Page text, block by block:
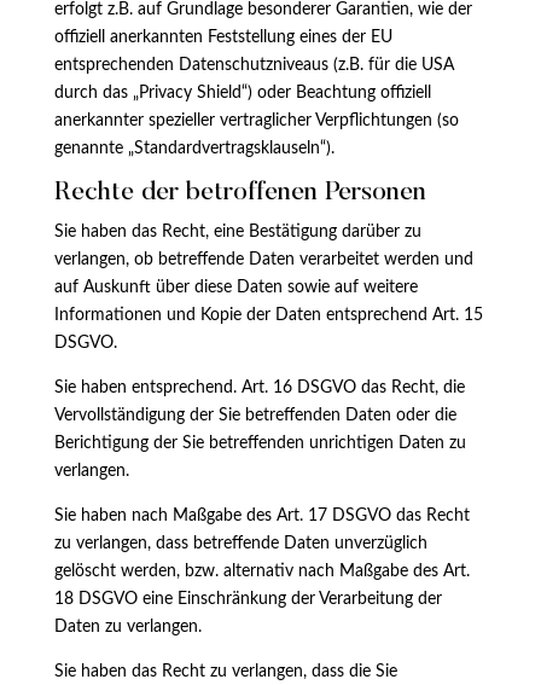
erfolgt z.B. auf Grundlage besonderer Garantien, wie der
offiziell anerkannten Feststellung eines der EU
entsprechenden Datenschutzniveaus (z.B. für die USA
durch das „Privacy Shield“) oder Beachtung offiziell
anerkannter spezieller vertraglicher Verpflichtungen (so
genannte „Standardvertragsklauseln“).
Rechte der betroffenen Personen
Sie haben das Recht, eine Bestätigung darüber zu
verlangen, ob betreffende Daten verarbeitet werden und
auf Auskunft über diese Daten sowie auf weitere
Informationen und Kopie der Daten entsprechend Art. 15
DSGVO.
Sie haben entsprechend. Art. 16 DSGVO das Recht, die
Vervollständigung der Sie betreffenden Daten oder die
Berichtigung der Sie betreffenden unrichtigen Daten zu
verlangen.
Sie haben nach Maßgabe des Art. 17 DSGVO das Recht
zu verlangen, dass betreffende Daten unverzüglich
gelöscht werden, bzw. alternativ nach Maßgabe des Art.
18 DSGVO eine Einschränkung der Verarbeitung der
Daten zu verlangen.
Sie haben das Recht zu verlangen, dass die Sie